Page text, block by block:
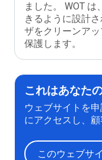
ました。 WOT
きるように設計
ザをクリーンア
保護します。
これはあなた
ウェブサイトを
にアクセスし、顧
このウェブサ